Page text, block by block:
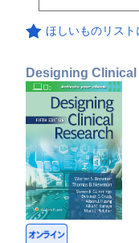
ほしいものリスト
Designing